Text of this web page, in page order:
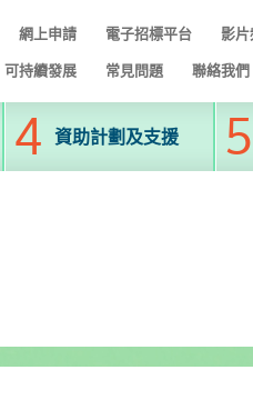
網上申請 電子招標平台
影片
可持續發展 常見問題 聯絡我們
資助計劃及支援